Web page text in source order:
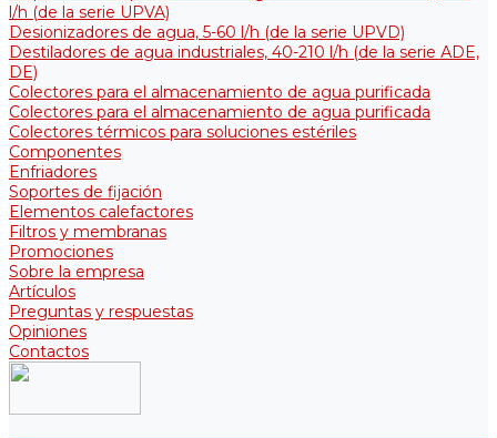
l/h (de la serie UPVA)
Desionizadores de agua, 5-60 l/h (de la serie UPVD)
Destiladores de agua industriales, 40-210 l/h (de la serie АDE,
DE)
Colectores para el almacenamiento de agua purificada
Colectores para el almacenamiento de agua purificada
Colectores térmicos para soluciones estériles
Componentes
Enfriadores
Soportes de fijación
Elementos calefactores
Filtros y membranas
Promociones
Sobre la empresa
Artículos
Preguntas y respuestas
Opiniones
Contactos